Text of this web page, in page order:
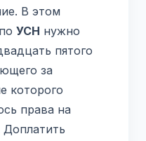
В этом
УСН нужно
пятого
за
которого
права на